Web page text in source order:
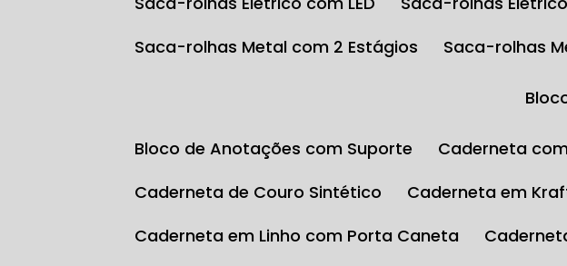
Saca-rolhas Metal com 2 Estágios
Saca-rolhas
Bloco de Anotações com Suporte Caderneta
Caderneta de Couro Sintético
Caderneta em
Caderneta em Linho com Porta Caneta